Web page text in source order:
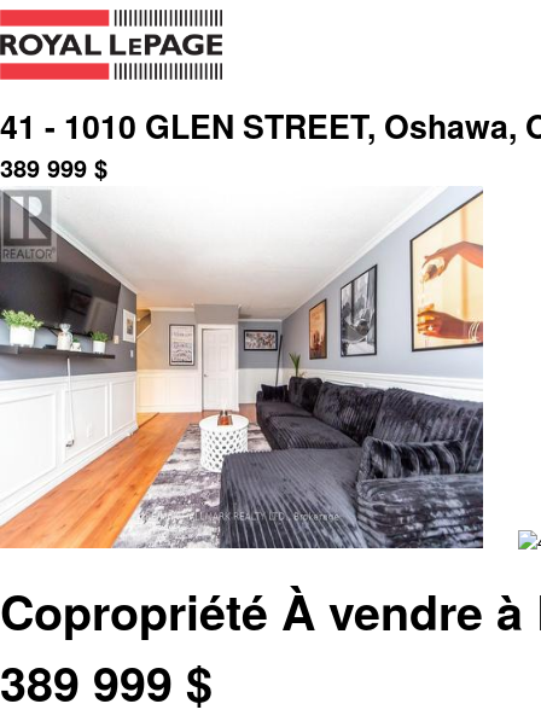
41 - 1010 GLEN STREET, Oshawa,
389 999 $
Copropriété À vendre
389 999 $